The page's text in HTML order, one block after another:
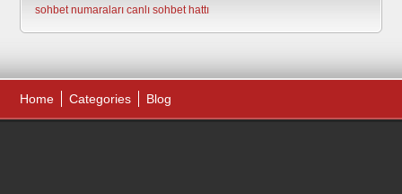
sohbet numaraları canlı sohbet hattı
Home Categories Blog